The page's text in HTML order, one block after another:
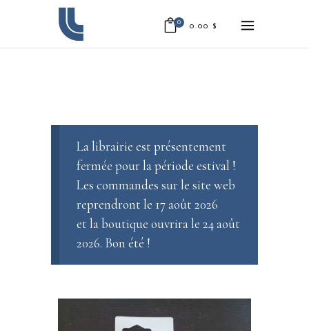
0 0.00 $
La librairie est présentement
fermée pour la période estival !
Les commandes sur le site web
reprendront le 17 août 2026
et la boutique ouvrira le 24 août
2026. Bon été !